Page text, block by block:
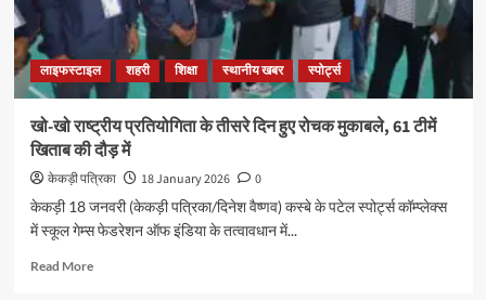
लाइफस्टाइल शहरी शिक्षा स्थानीय खबर स्पोर्ट्स
खो-खो राष्ट्रीय प्रतियोगिता के तीसरे दिन हुए रोचक मुकाबले, 61 टीमें
खिताब की दौड़ में
केकड़ी पत्रिका 18 January 2026
0
केकड़ी 18 जनवरी (केकड़ी पत्रिका/दिनेश वैष्णव) कस्बे के पटेल स्पोर्ट्स कॉम्प्लेक्स
में स्कूल गेम्स फेडरेशन ऑफ इंडिया के तत्वावधान में...
Read More